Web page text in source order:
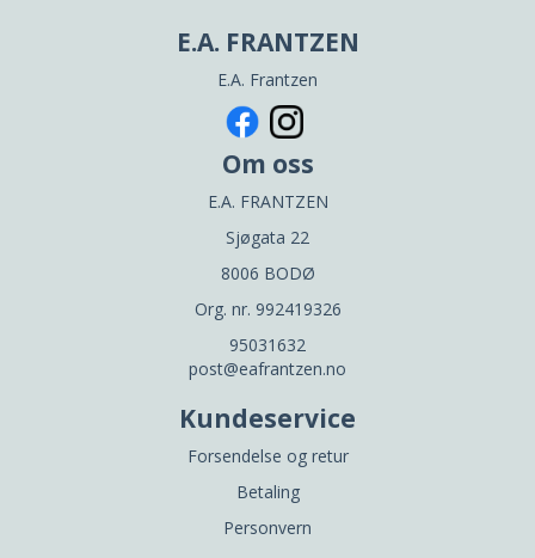
E.A. FRANTZEN
E.A. Frantzen
Om oss
E.A. FRANTZEN
Sjøgata 22
8006 BODØ
Org. nr. 992419326
95031632
post@eafrantzen.no
Kundeservice
Forsendelse og retur
Betaling
Personvern